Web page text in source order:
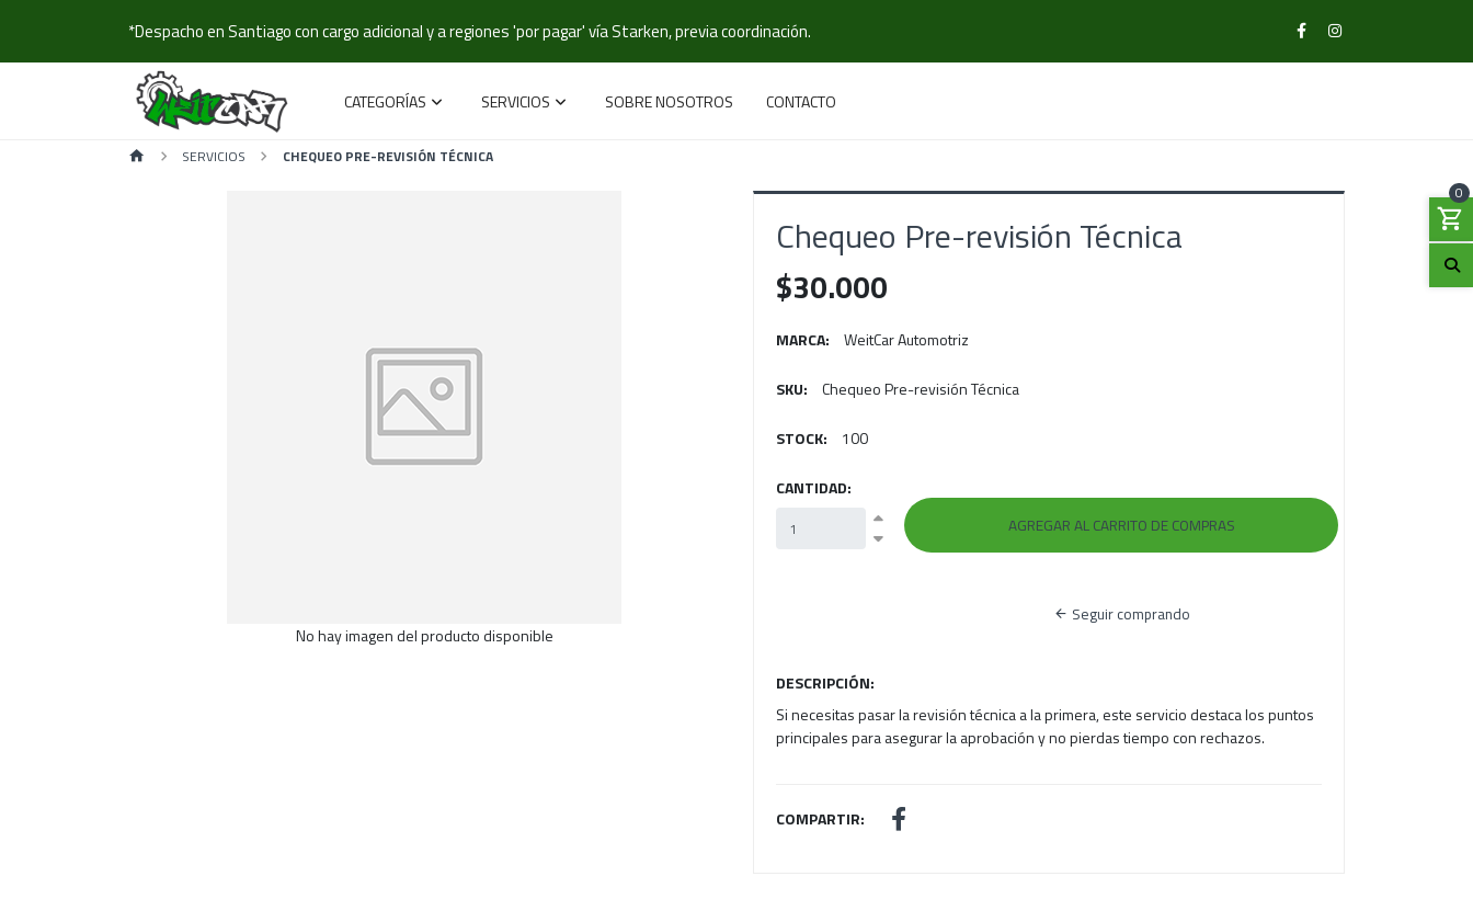
*Despacho en Santiago con cargo adicional y a regiones 'por pagar' vía Starken, previa coordinación.
CATEGORÍAS SERVICIOS SOBRE NOSOTROS CONTACTO
0
SERVICIOS CHEQUEO PRE-REVISIÓN TÉCNICA
No hay imagen del producto disponible
Chequeo Pre-revisión Técnica
$30.000
MARCA: WeitCar Automotriz
SKU: Chequeo Pre-revisión Técnica
STOCK: 100
CANTIDAD:
Seguir comprando
DESCRIPCIÓN:
Si necesitas pasar la revisión técnica a la primera, este servicio destaca los puntos
principales para asegurar la aprobación y no pierdas tiempo con rechazos.
COMPARTIR: